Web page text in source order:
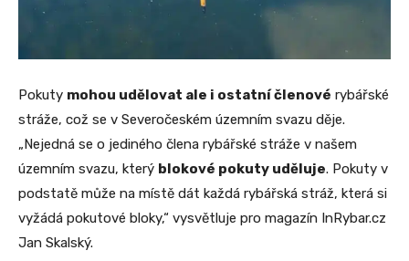
Pokuty mohou udělovat ale i ostatní členové rybářské
stráže, což se v Severočeském územním svazu děje.
„Nejedná se o jediného člena rybářské stráže v našem
územním svazu, který blokové pokuty uděluje. Pokuty v
podstatě může na místě dát každá rybářská stráž, která si
vyžádá pokutové bloky,“ vysvětluje pro magazín InRybar.cz
Jan Skalský.